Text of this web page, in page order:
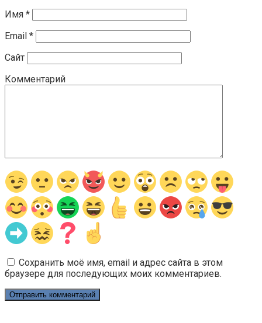
Имя *
Email *
Сайт
Комментарий
Сохранить моё имя, email и адрес сайта в этом
браузере для последующих моих комментариев.